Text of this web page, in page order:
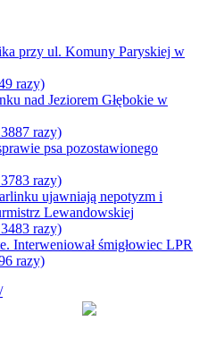
przy ul. Komuny Paryskiej w
razy)
nad Jeziorem Głębokie w
razy)
psa pozostawionego
razy)
ujawniają nepotyzm i
Lewandowskiej
razy)
Interweniował śmigłowiec LPR
razy)